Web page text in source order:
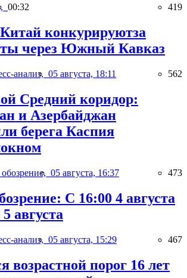
00:32 419
конкурируютза
через Южный Кавказ
анализ, 05 августа, 18:11 562
Средний коридор:
и Азербайджан
берега Каспия
05 августа, 16:37 473
С 16:00 4 августа
августа
анализ, 05 августа, 15:29 467
возрастной порог 16 лет